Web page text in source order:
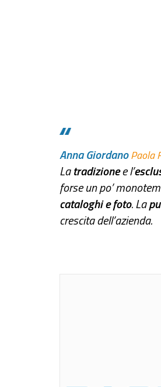
Anna GiordanoPaola
Latradizionee l’
forse un po’
cataloghi e foto. La
crescita dell’azienda.